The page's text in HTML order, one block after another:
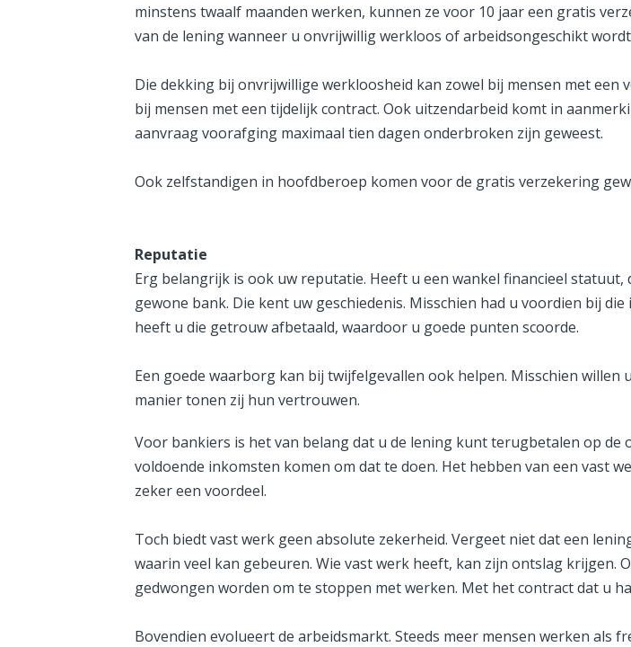
minstens twaalf maanden werken, kunnen ze voor 10 jaar een gratis
van de lening wanneer u onvrijwillig werkloos of arbeidsongeschikt
Die dekking bij onvrijwillige werkloosheid kan zowel bij mensen met
bij mensen met een tijdelijk contract. Ook uitzendarbeid komt in
aanvraag voorafging maximaal tien dagen onderbroken zijn geweest.
Ook zelfstandigen in hoofdberoep komen voor de gratis verzekering
Reputatie
Erg belangrijk is ook uw reputatie. Heeft u een wankel financieel
gewone bank. Die kent uw geschiedenis. Misschien had u voordien bij
heeft u die getrouw afbetaald, waardoor u goede punten scoorde.
Een goede waarborg kan bij twijfelgevallen ook helpen. Misschien
manier tonen zij hun vertrouwen.
Voor bankiers is het van belang dat u de lening kunt terugbetalen op
voldoende inkomsten komen om dat te doen. Het hebben van een vast
zeker een voordeel.
Toch biedt vast werk geen absolute zekerheid. Vergeet niet dat een
waarin veel kan gebeuren. Wie vast werk heeft, kan zijn ontslag krijgen.
gedwongen worden om te stoppen met werken. Met het contract dat u
Bovendien evolueert de arbeidsmarkt. Steeds meer mensen werken als